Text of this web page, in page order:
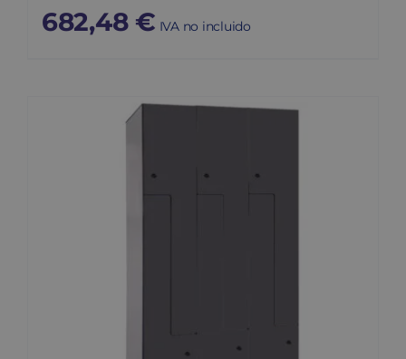
682,48 € IVA no incluido